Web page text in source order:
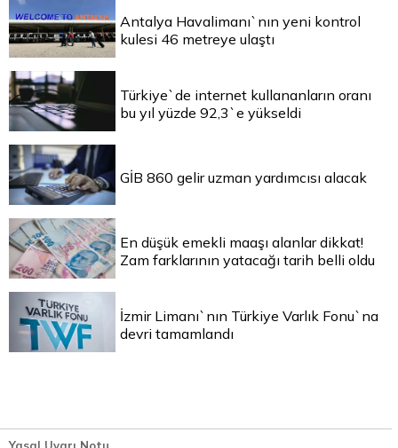
Antalya Havalimanı`nın yeni kontrol
kulesi 46 metreye ulaştı
Türkiye`de internet kullananların oranı
bu yıl yüzde 92,3`e yükseldi
GİB 860 gelir uzman yardımcısı alacak
En düşük emekli maaşı alanlar dikkat!
Zam farklarının yatacağı tarih belli oldu
İzmir Limanı`nın Türkiye Varlık Fonu`na
devri tamamlandı